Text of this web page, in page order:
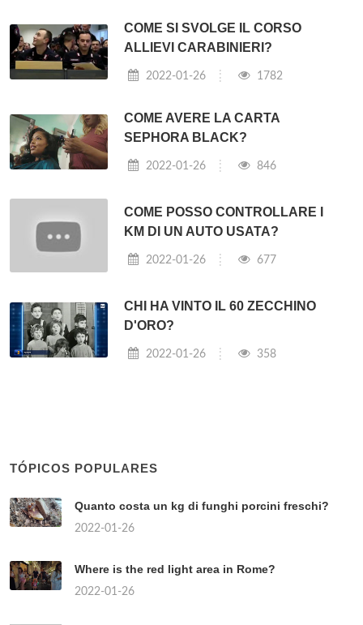
COME SI SVOLGE IL CORSO
ALLIEVI CARABINIERI?
2022-01-26 1782
COME AVERE LA CARTA
SEPHORA BLACK?
2022-01-26 846
COME POSSO CONTROLLARE I
KM DI UN AUTO USATA?
2022-01-26 677
CHI HA VINTO IL 60 ZECCHINO
D'ORO?
2022-01-26 358
TÓPICOS POPULARES
Quanto costa un kg di funghi porcini freschi?
2022-01-26
Where is the red light area in Rome?
2022-01-26